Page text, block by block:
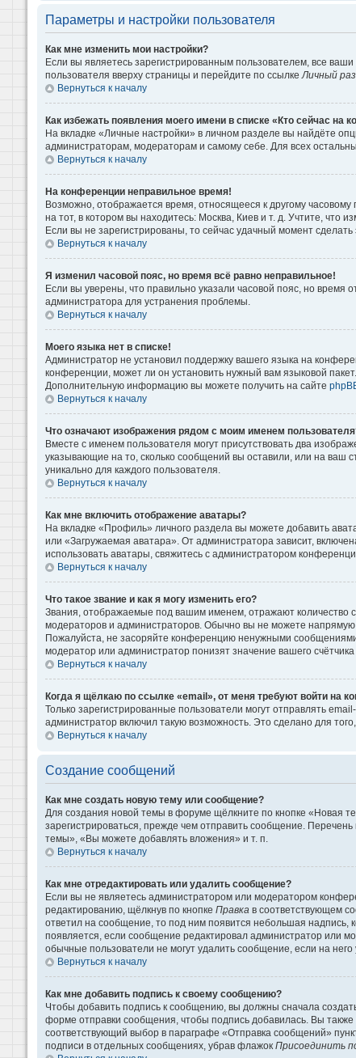
Параметры и настройки пользователя
Как мне изменить мои настройки?
Если вы являетесь зарегистрированным пользователем, все
пользователя вверху страницы и перейдите по ссылке Личный
Вернуться к началу
Как избежать появления моего имени в списке «Кто сейчас на
На вкладке «Личные настройки» в личном разделе вы найдёте
администраторам, модераторам и самому себе. Для всех
Вернуться к началу
На конференции неправильное время!
Возможно, отображается время, относящееся к другому часовому
на тот, в котором вы находитесь: Москва, Киев и т. д. Учтите, что
Если вы не зарегистрированы, то сейчас удачный момент сделать
Вернуться к началу
Я изменил часовой пояс, но время всё равно неправильное!
Если вы уверены, что правильно указали часовой пояс, но
администратора для устранения проблемы.
Вернуться к началу
Моего языка нет в списке!
Администратор не установил поддержку вашего языка на
конференции, может ли он установить нужный вам языковой
Дополнительную информацию вы можете получить на сайте
Вернуться к началу
Что означают изображения рядом с моим именем
Вместе с именем пользователя могут присутствовать два
указывающие на то, сколько сообщений вы оставили, или на ваш
уникально для каждого пользователя.
Вернуться к началу
Как мне включить отображение аватары?
На вкладке «Профиль» личного раздела вы можете добавить
или «Загружаемая аватара». От администратора зависит,
использовать аватары, свяжитесь с администратором
Вернуться к началу
Что такое звание и как я могу изменить его?
Звания, отображаемые под вашим именем, отражают
модераторов и администраторов. Обычно вы не можете
Пожалуйста, не засоряйте конференцию ненужными
модератор или администратор понизят значение вашего
Вернуться к началу
Когда я щёлкаю по ссылке «email», от меня требуют войти на
Только зарегистрированные пользователи могут отправлять
администратор включил такую возможность. Это сделано для
Вернуться к началу
Создание сообщений
Как мне создать новую тему или сообщение?
Для создания новой темы в форуме щёлкните по кнопке «Новая
зарегистрироваться, прежде чем отправить сообщение.
темы», «Вы можете добавлять вложения» и т. п.
Вернуться к началу
Как мне отредактировать или удалить сообщение?
Если вы не являетесь администратором или модератором
редактированию, щёлкнув по кнопке Правка в соответствующем
ответил на сообщение, то под ним появится небольшая надпись,
появляется, если сообщение редактировал администратор или
обычные пользователи не могут удалить сообщение, если на него
Вернуться к началу
Как мне добавить подпись к своему сообщению?
Чтобы добавить подпись к сообщению, вы должны сначала
форме отправки сообщения, чтобы подпись добавилась. Вы
соответствующий выбор в параграфе «Отправка сообщений»
подписи в отдельных сообщениях, убрав флажок Присоединить